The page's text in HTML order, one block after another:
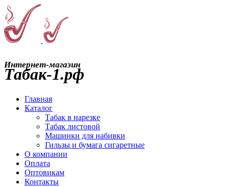
Интернет-магазин
Табак-1.рф
Главная
Каталог
Табак в нарезке
Табак листовой
Машинки для набивки
Гильзы и бумага сигаретные
О компании
Оплата
Оптовикам
Контакты